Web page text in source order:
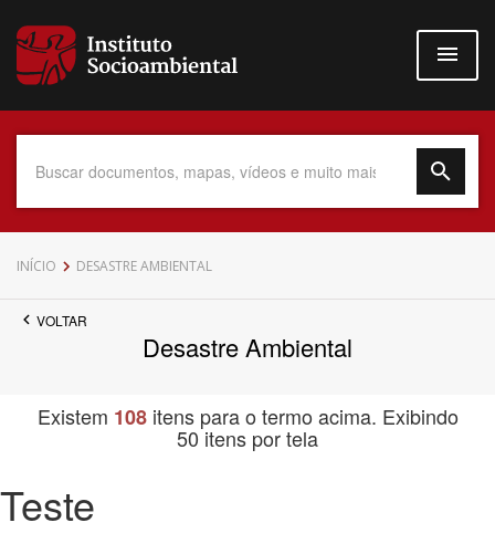
para
conteúdo
Data do Documento
INÍCIO DESASTRE AMBIENTAL
VOLTAR
Desastre Ambiental
Existem 108itens para o termo acima. Exibindo
50 itens por tela
Teste